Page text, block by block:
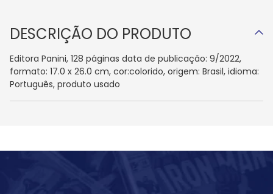
DESCRIÇÃO DO PRODUTO
Editora Panini, 128 páginas data de publicação: 9/2022,
formato: 17.0 x 26.0 cm, cor:colorido, origem: Brasil, idioma:
Português, produto usado